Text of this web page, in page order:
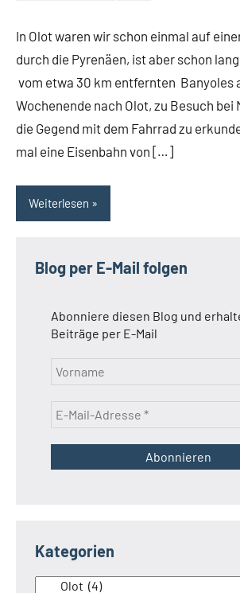
In Olot waren wir schon einmal auf
durch die Pyrenäen, ist aber schon
vom etwa 30 km entfernten Banyoles
Wochenende nach Olot, zu Besuch bei
die Gegend mit dem Fahrrad zu
mal eine Eisenbahn von […]
Weiterlesen
Blog per E-Mail folgen
Abonniere diesen Blog und
Beiträge per E-Mail
Kategorien
Kategorien